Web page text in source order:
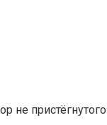
не